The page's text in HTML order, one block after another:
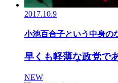
2017.10.9
小池百合子という中身の
早くも軽薄な政党で
NEW